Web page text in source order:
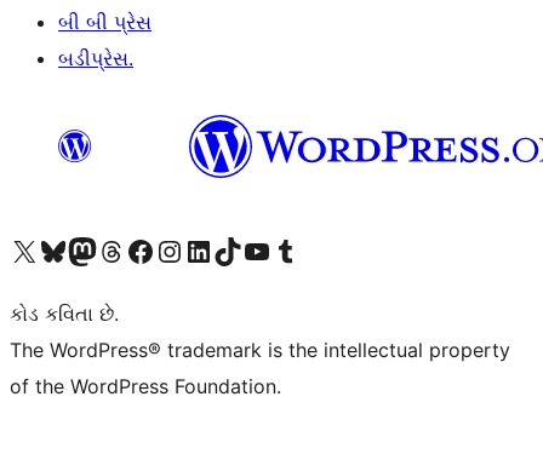
બી બી પ્રેસ
બડીપ્રેસ.
અમારા X (અગાઉ ટ્વિટર) એકાઉન્ટની મુલાકાત લોઅમારા Bluesky એકાઉન્ટની મુલાકાત લોઅમારા માસ્ટોડોન એકાઉન્ટની મુલાકાત લોઅમારા Threads એકાઉન્ટની મુલાકાત લો અમારા ફેસબુક પેજની મુલાકાત લોઅમારા ઇન્સ્ટાગ્રામ એકાઉન્ટની મુલાકાત લો અમારા LinkedIn એકાઉન્ટની મુલાકાત લોઅમારા TikTok એકાઉન્ટની મુલાકાત લોઅમારી YouTube ચેનલની મુલાકાત લો અમારા Tumblr એકાઉન્ટની મુલાકાત લો
કોડ કવિતા છે.
The WordPress® trademark is the intellectual property
of the WordPress Foundation.